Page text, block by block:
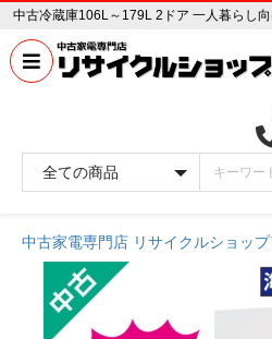
中古家電専門店 リサイクルショップ